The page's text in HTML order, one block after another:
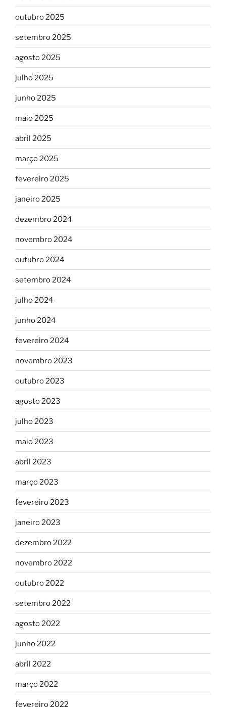
outubro 2025
setembro 2025
agosto 2025
julho 2025
junho 2025
maio 2025
abril 2025
março 2025
fevereiro 2025
janeiro 2025
dezembro 2024
novembro 2024
outubro 2024
setembro 2024
julho 2024
junho 2024
fevereiro 2024
novembro 2023
outubro 2023
agosto 2023
julho 2023
maio 2023
abril 2023
março 2023
fevereiro 2023
janeiro 2023
dezembro 2022
novembro 2022
outubro 2022
setembro 2022
agosto 2022
junho 2022
abril 2022
março 2022
fevereiro 2022